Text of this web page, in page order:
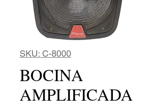
SKU: C-8000
BOCINA
AMPLIFICADA